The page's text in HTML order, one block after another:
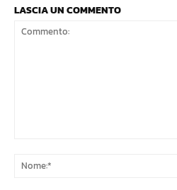
LASCIA UN COMMENTO